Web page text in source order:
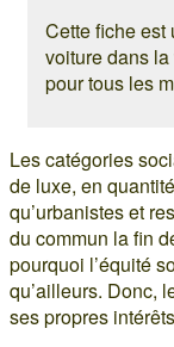
Cette fiche est
voiture dans
pour tous les
Les catégories
de luxe, en
qu’urbanistes et
du commun la fin
pourquoi l’équité
qu’ailleurs. Donc,
ses propres